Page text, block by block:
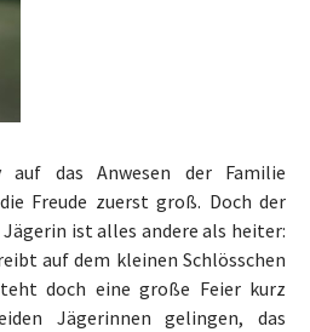
das Anwesen der Familie
Freude zuerst groß. Doch der
Jägerin ist alles andere als heiter:
auf dem kleinen Schlösschen
doch eine große Feier kurz
Jägerinnen gelingen, das